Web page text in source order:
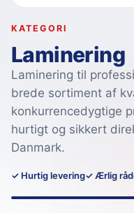
KATEGORI
Laminering
Laminering til
brede sortiment af
konkurrencedygtige
hurtigt og sikkert
Danmark.
✓ Hurtig levering✓ Ærlig